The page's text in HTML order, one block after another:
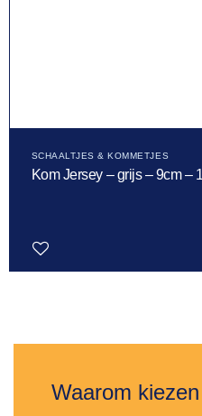
SCHAALTJES & KOMMETJES
Kom Jersey – grijs – 9cm –
Waarom